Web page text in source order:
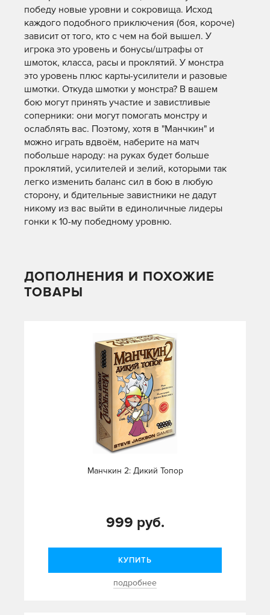
победу новые уровни и сокровища. Исход
каждого подобного приключения (боя, короче)
зависит от того, кто с чем на бой вышел. У
игрока это уровень и бонусы/штрафы от
шмоток, класса, расы и проклятий. У монстра
это уровень плюс карты-усилители и разовые
шмотки. Откуда шмотки у монстра? В вашем
бою могут принять участие и завистливые
соперники: они могут помогать монстру и
ослаблять вас. Поэтому, хотя в "Манчкин" и
можно играть вдвоём, наберите на матч
побольше народу: на руках будет больше
проклятий, усилителей и зелий, которыми так
легко изменить баланс сил в бою в любую
сторону, и бдительные завистники не дадут
никому из вас выйти в единоличные лидеры
гонки к 10-му победному уровню.
ДОПОЛНЕНИЯ И ПОХОЖИЕ
ТОВАРЫ
Манчкин 2: Дикий Топор
999 руб.
КУПИТЬ
подробнее